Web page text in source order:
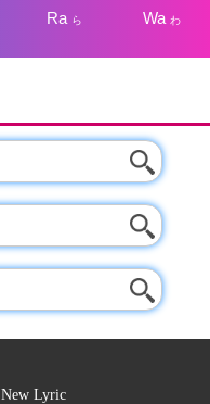
Ra ら Wa わ
New Lyric